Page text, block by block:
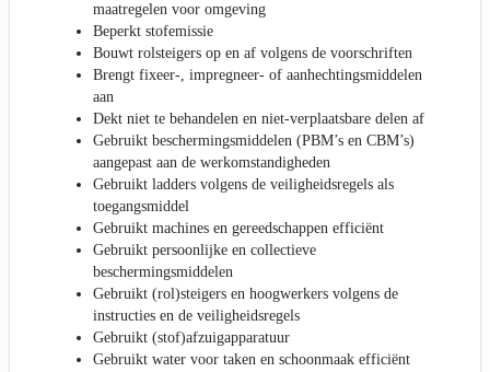
maatregelen voor omgeving
Beperkt stofemissie
Bouwt rolsteigers op en af volgens de voorschriften
Brengt fixeer-, impregneer- of aanhechtingsmiddelen
aan
Dekt niet te behandelen en niet-verplaatsbare delen af
Gebruikt beschermingsmiddelen (PBM’s en CBM’s)
aangepast aan de werkomstandigheden
Gebruikt ladders volgens de veiligheidsregels als
toegangsmiddel
Gebruikt machines en gereedschappen efficiënt
Gebruikt persoonlijke en collectieve
beschermingsmiddelen
Gebruikt (rol)steigers en hoogwerkers volgens de
instructies en de veiligheidsregels
Gebruikt (stof)afzuigapparatuur
Gebruikt water voor taken en schoonmaak efficiënt